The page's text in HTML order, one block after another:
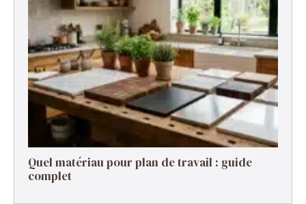
Quel matériau pour plan de travail : guide
complet